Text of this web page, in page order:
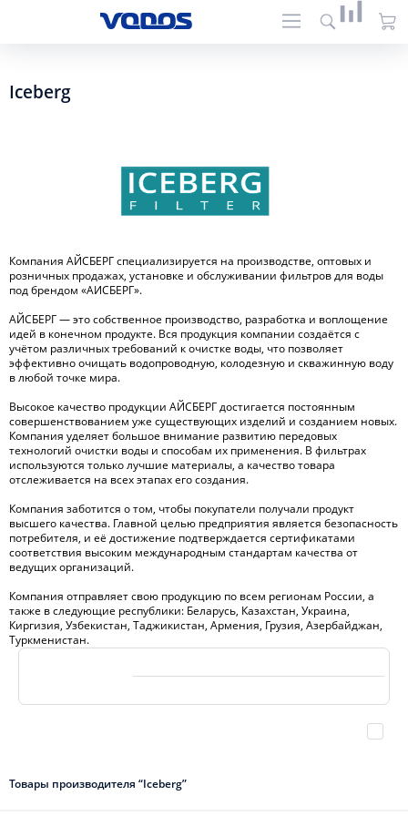
Iceberg
Компания АЙСБЕРГ специализируется на производстве, оптовых и
розничных продажах, установке и обслуживании фильтров для воды
под брендом «АИСБЕРГ».
АЙСБЕРГ — это собственное производство, разработка и воплощение
идей в конечном продукте. Вся продукция компании создаётся с
учётом различных требований к очистке воды, что позволяет
эффективно очищать водопроводную, колодезную и скважинную воду
в любой точке мира.
Высокое качество продукции АЙСБЕРГ достигается постоянным
совершенствованием уже существующих изделий и созданием новых.
Компания уделяет большое внимание развитию передовых
технологий очистки воды и способам их применения. В фильтрах
используются только лучшие материалы, а качество товара
отслеживается на всех этапах его создания.
Компания заботится о том, чтобы покупатели получали продукт
высшего качества. Главной целью предприятия является безопасность
потребителя, и её достижение подтверждается сертификатами
соответствия высоким международным стандартам качества от
ведущих организаций.
Компания отправляет свою продукцию по всем регионам России, а
также в следующие республики: Беларусь, Казахстан, Украина,
Киргизия, Узбекистан, Таджикистан, Армения, Грузия, Азербайджан,
Туркменистан.
Товары производителя “Iceberg”